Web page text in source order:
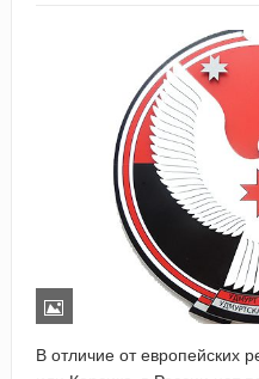
В отличие от европейских